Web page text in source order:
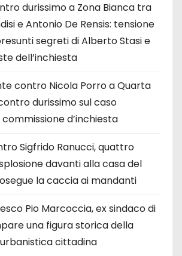
durissimo a Zona Bianca tra
e Antonio De Rensis: tensione
segreti di Alberto Stasi e
dell’inchiesta
contro Nicola Porro a Quarta
durissimo sul caso
d’inchiesta
Sigfrido Ranucci, quattro
davanti alla casa del
la caccia ai mandanti
Pio Marcoccia, ex sindaco di
una figura storica della
cittadina